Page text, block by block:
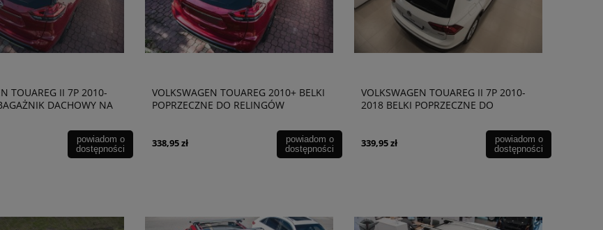
TOUAREG II 7P 2010-
DACHOWY NA
powiadom o
dostępności
VOLKSWAGEN TOUAREG 2010+ BELKI
POPRZECZNE DO RELINGÓW
338,95 zł
powiadom o
dostępności
VOLKSWAGEN TOUAREG II 7P 2010-
2018 BELKI POPRZECZNE DO
339,95 zł
powiadom o
dostępności